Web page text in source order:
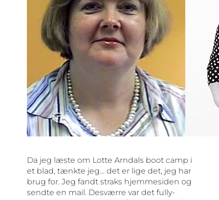
Da jeg læste om Lotte Arndals boot camp i
et blad, tænkte jeg… det er lige det, jeg har
brug for. Jeg fandt straks hjemmesiden og
sendte en mail. Desværre var det fully-